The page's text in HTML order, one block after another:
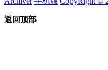
返回顶部